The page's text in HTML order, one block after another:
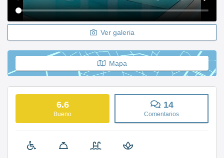
Ver galeria
Mapa
6.6
Bueno
14
Comentarios